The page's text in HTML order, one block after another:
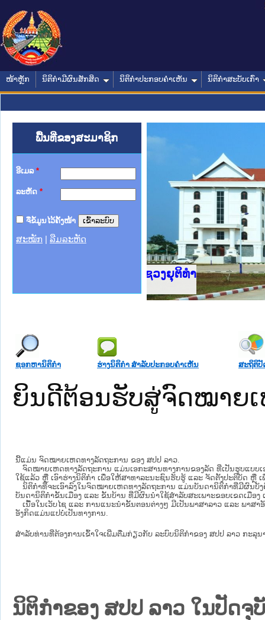
ໜ້າຫຼັກ ນິຕິກໍາມີຜົນສັກສິດ ນິຕິກໍາປະກອບຄໍາເຫັນ ນິຕິກໍາສະບັບເກົ່າ
ພື້ນທີ່ຂອງສະມາຊິກ
ອີເມລ *
ລະຫັດ *
ຈື່ຂໍ້ມູນໄວ້ຄັ້ງໜ້າ
ສະໝັກ ລືມລະຫັດ
ທຳແຫ່ງຊາດ
ການ
ກາງ
ກໃຕ້
ນຕຳຫຼວດປະຊາຊົນ
ສັນຕິບານປະຊາຊົນ
ກເໜືອ
ຊາຊົນ ພາກກາງ
ຊອກຫານິຕິກໍາ ຮ່າງນິຕິກໍາ ສໍາລັບປະກອບຄໍາເຫັນ ສະຖິຕິປັ
ຍິນດີຕ້ອນຮັບສູ່ຈົດໝາຍເ
ນີ້ແມ່ນ ຈົດໝາຍເຫດທາງລັດຖະການ ຂອງ ສປປ ລາວ.
ຈົດໝາຍເຫດທາງລັດຖະການ ແມ່ນ​ເອ​ກະ​ສານ​ທາງ​ການ​ຂອງ​ລັດ ທີ່​ເປັນ​ຮູບ​ແບບ​
ໃຊ້ແລ້ວ ຫຼື ເອົາຮ່າງນິຕິກໍາ ເພື່ອໃຫ້​ສາ​ທາ​ລະ​ນະ​ຊົນ​ຮັບ​ຮູ້ ແລະ ຈັດ​ຕັ້ງ​ປະ​ຕິ​ບັດ ຫຼື
ນິ​ຕິ​ກຳ​ທີ່​ຈະ​ເອົາ​ລົງ​ໃນ​ຈົດ​ໝາຍ​ເຫດ​ທາງ​ລັດ​ຖະ​ການ ​ແມ່ນ​ບັນ​ດາ​ນິ​ຕິ​ກຳ​ທີ່​ມີ​ຜົນ​ບັ
ບັນ​ດານິ​ຕິ​ກຳ​ຂັ້ນ​ເມືອງ ແລະ ຂັ້ນ​ບ້ານ ​ທີ່​ມີ​ຜົນ​ນຳ​ໃຊ້​ສຳ​ລັບ​ສະ​ເພາະ​ຂອບ​ເຂດ​ເມືອງ
ເນື້ອໃນ​ເວັບ​ໄຊ​ ແລະ ການແນະນໍາຂັ້ນຕອນຕ່າງໆ ມີເປັນພາສາລາວ ແລະ ພາສ
ອັງກິດແມ່ນແປບໍ່ເປັນທາງການ.
ສໍາລັບທ່ານທີ່ຕ້ອງການເຂົ້າໃຈເພີ່ມຕື່ມກ່ຽວກັບ ລະບົບນິຕິກຳຂອງ ສປປ ລາວ ກະລຸນ
ນິຕິກຳຂອງ ສປປ ລາວ ໃນປັດ